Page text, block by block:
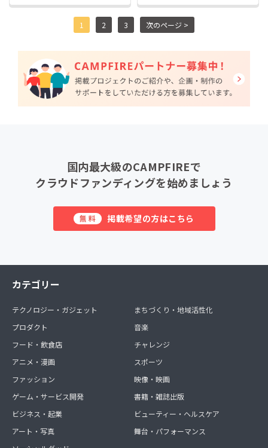
1 2 3 次のページ >
国内最大級のCAMPFIREで
クラウドファンディングを始めましょう
無料 掲載希望の方はこちら
カテゴリー
テクノロジー・ガジェット
プロダクト
フード・飲食店
アニメ・漫画
ファッション
ゲーム・サービス開発
ビジネス・起業
アート・写真
まちづくり・地域活性化
音楽
チャレンジ
スポーツ
映像・映画
書籍・雑誌出版
ビューティー・ヘルスケア
舞台・パフォーマンス